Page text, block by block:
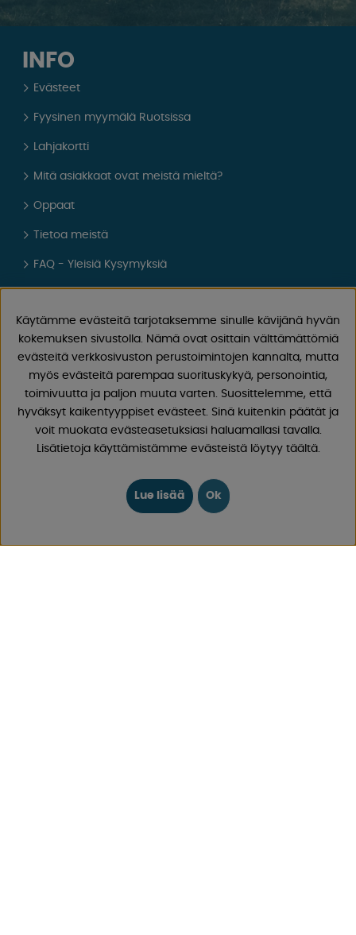
INFO
Evästeet
Fyysinen myymälä Ruotsissa
Lahjakortti
Mitä asiakkaat ovat meistä mieltä?
Oppaat
Tietoa meistä
FAQ - Yleisiä Kysymyksiä
Kirjaudu sisään
YHTEYSTIEDOT
Läheta sähköpostia
Vastaamme aina 24 tunnin sisällä arkipäivinä
Rekisteröi palautuksesi
Rekisteröi valituksesi
Käytämme evästeitä tarjotaksemme sinulle kävijänä hyvän
kokemuksen sivustolla. Nämä ovat osittain välttämättömiä
evästeitä verkkosivuston perustoimintojen kannalta, mutta
myös evästeitä parempaa suorituskykyä, personointia,
toimivuutta ja paljon muuta varten. Suosittelemme, että
hyväksyt kaikentyyppiset evästeet. Sinä kuitenkin päätät ja
voit muokata evästeasetuksiasi haluamallasi tavalla.
Lisätietoja käyttämistämme evästeistä löytyy täältä.
Lue lisää Ok